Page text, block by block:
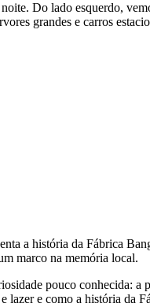
Do lado esquerdo,
grandes e carros
a história da Fábrica
marco na memória local.
pouco conhecida: a
lazer e como a história da